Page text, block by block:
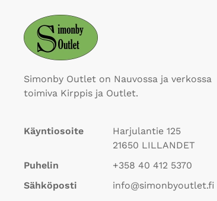
Simonby Outlet on Nauvossa ja verkossa
toimiva Kirppis ja Outlet.
Käyntiosoite
Harjulantie 125
21650 LILLANDET
Puhelin
+358 40 412 5370
Sähköposti
info@simonbyoutlet.fi